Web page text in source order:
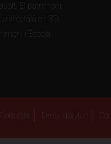
El patrimoni
català en 3D
i Escola
Contacta Drets d'autor